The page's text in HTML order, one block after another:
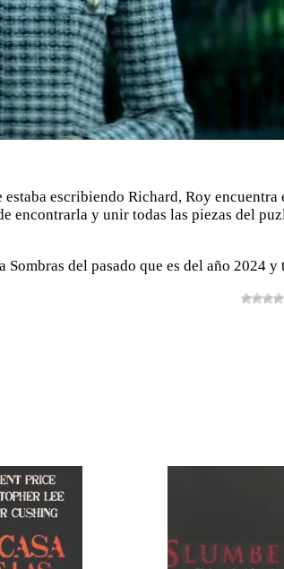
escribiendo Richard, Roy
encontrarla y unir todas las piezas del
del pasado que es del año 2024